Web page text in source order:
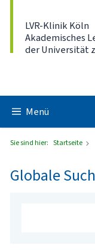
LVR-Klinik Köln
Akademisches
der Universität
Menü
Sie sind hier: Startseite
Globale